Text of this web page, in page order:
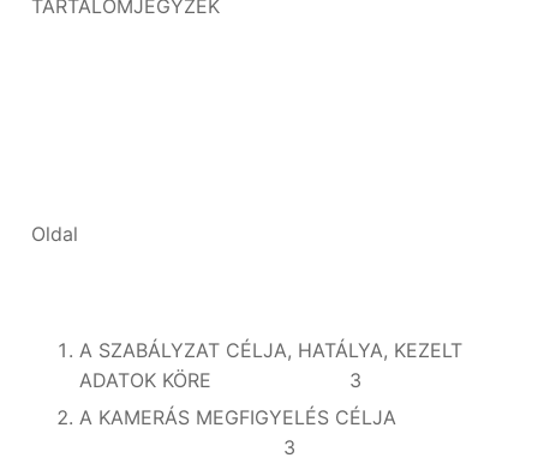
TARTALOMJEGYZÉK
Oldal
A SZABÁLYZAT CÉLJA, HATÁLYA, KEZELT
ADATOK KÖRE 3
A KAMERÁS MEGFIGYELÉS CÉLJA
3